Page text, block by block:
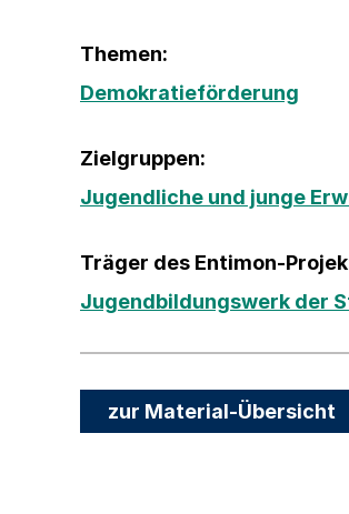
Themen:
Demokratieförderung
Zielgruppen:
Jugendliche und junge
Träger des Entimon-
Jugendbildungswerk der
zur Material-Übersicht